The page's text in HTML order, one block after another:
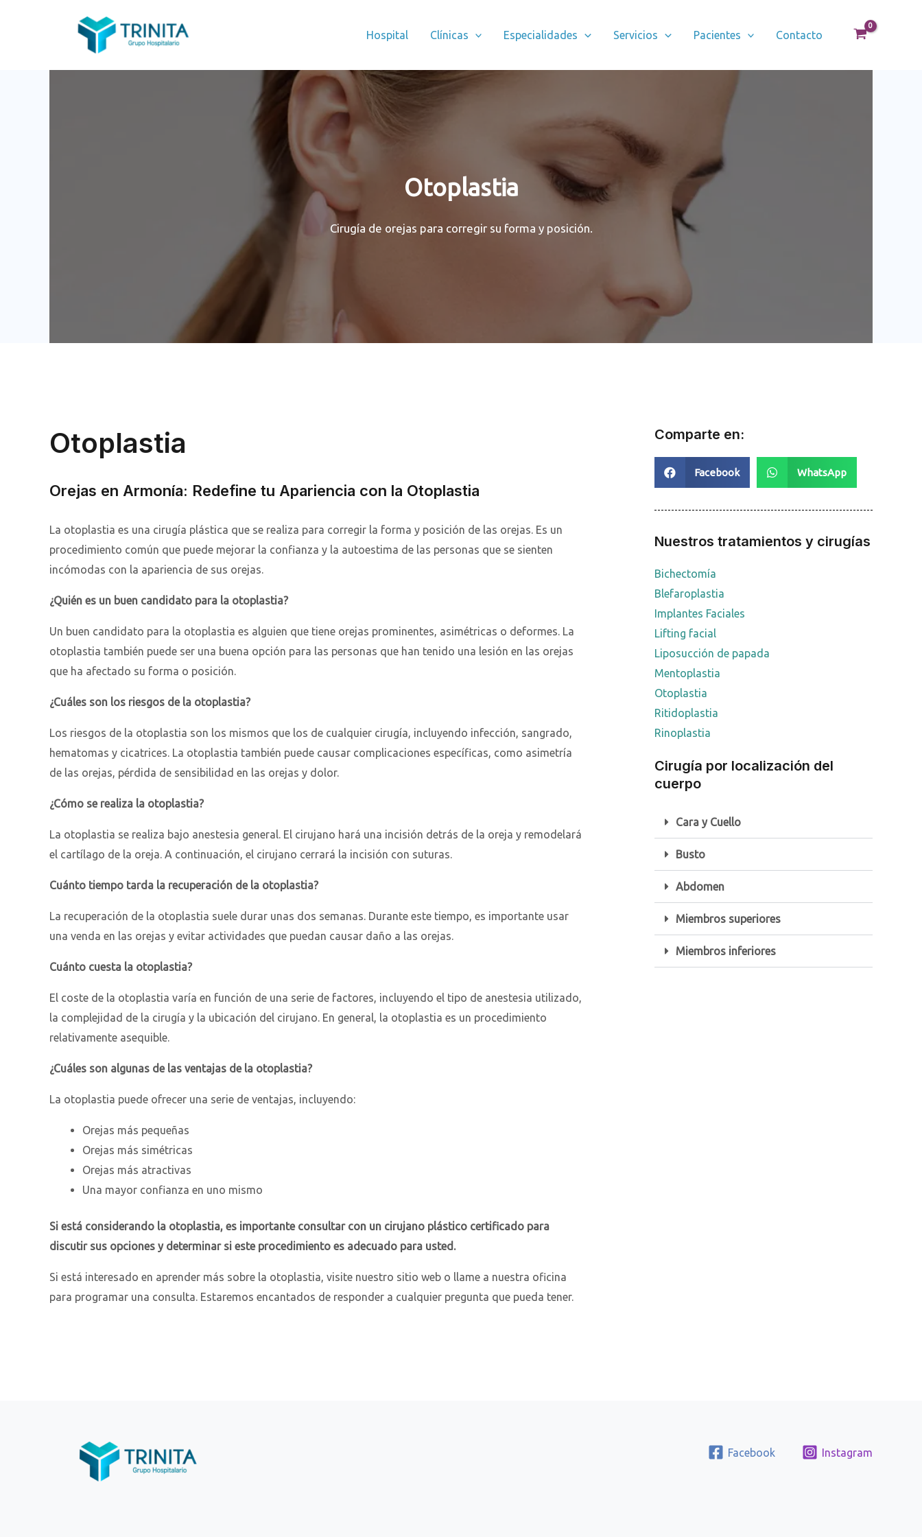
Hospital Clínicas Especialidades Servicios Pacientes Contacto
Otoplastia
Cirugía de orejas para corregir su forma y posición.
Otoplastia
Orejas en Armonía: Redefine tu Apariencia con la Otoplastia
La otoplastia es una cirugía plástica que se realiza para corregir la forma y posición de las orejas. Es un
procedimiento común que puede mejorar la confianza y la autoestima de las personas que se sienten
incómodas con la apariencia de sus orejas.
¿Quién es un buen candidato para la otoplastia?
Un buen candidato para la otoplastia es alguien que tiene orejas prominentes, asimétricas o deformes. La
otoplastia también puede ser una buena opción para las personas que han tenido una lesión en las orejas
que ha afectado su forma o posición.
¿Cuáles son los riesgos de la otoplastia?
Los riesgos de la otoplastia son los mismos que los de cualquier cirugía, incluyendo infección, sangrado,
hematomas y cicatrices. La otoplastia también puede causar complicaciones específicas, como asimetría
de las orejas, pérdida de sensibilidad en las orejas y dolor.
¿Cómo se realiza la otoplastia?
La otoplastia se realiza bajo anestesia general. El cirujano hará una incisión detrás de la oreja y remodelará
el cartílago de la oreja. A continuación, el cirujano cerrará la incisión con suturas.
Cuánto tiempo tarda la recuperación de la otoplastia?
La recuperación de la otoplastia suele durar unas dos semanas. Durante este tiempo, es importante usar
una venda en las orejas y evitar actividades que puedan causar daño a las orejas.
Cuánto cuesta la otoplastia?
El coste de la otoplastia varía en función de una serie de factores, incluyendo el tipo de anestesia utilizado,
la complejidad de la cirugía y la ubicación del cirujano. En general, la otoplastia es un procedimiento
relativamente asequible.
¿Cuáles son algunas de las ventajas de la otoplastia?
La otoplastia puede ofrecer una serie de ventajas, incluyendo:
Orejas más pequeñas
Orejas más simétricas
Orejas más atractivas
Una mayor confianza en uno mismo
Si está considerando la otoplastia, es importante consultar con un cirujano plástico certificado para
discutir sus opciones y determinar si este procedimiento es adecuado para usted.
Si está interesado en aprender más sobre la otoplastia, visite nuestro sitio web o llame a nuestra oficina
para programar una consulta. Estaremos encantados de responder a cualquier pregunta que pueda tener.
Comparte en:
Facebook WhatsApp
Nuestros tratamientos y cirugías
Bichectomía
Blefaroplastia
Implantes Faciales
Lifting facial
Liposucción de papada
Mentoplastia
Otoplastia
Ritidoplastia
Rinoplastia
Cirugía por localización del
cuerpo
Cara y Cuello
Busto
Abdomen
Miembros superiores
Miembros inferiores
Facebook Instagram